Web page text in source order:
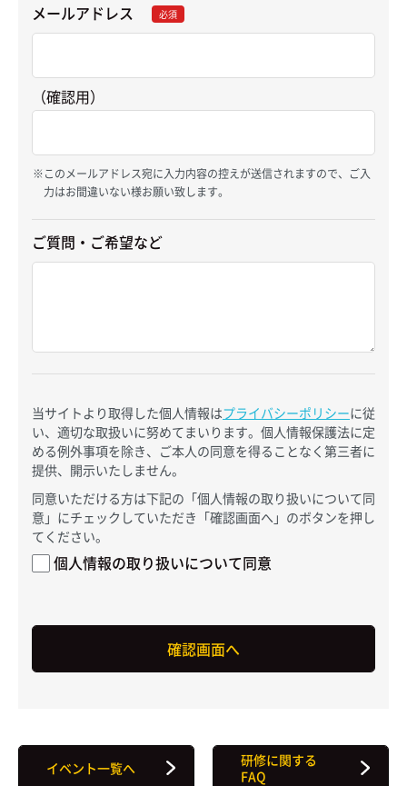
メールアドレス 必須
（確認用）
このメールアドレス宛に入力内容の控えが送信されますので、ご入
力はお間違いない様お願い致します。
ご質問・ご希望など
当サイトより取得した個人情報はプライバシーポリシーに従
い、適切な取扱いに努めてまいります。個人情報保護法に定
める例外事項を除き、ご本人の同意を得ることなく第三者に
提供、開示いたしません。
同意いただける方は下記の「個人情報の取り扱いについて同
意」にチェックしていただき「確認画面へ」のボタンを押し
てください。
個人情報の取り扱いについて同意
イベント一覧へ
研修に関する
FAQ